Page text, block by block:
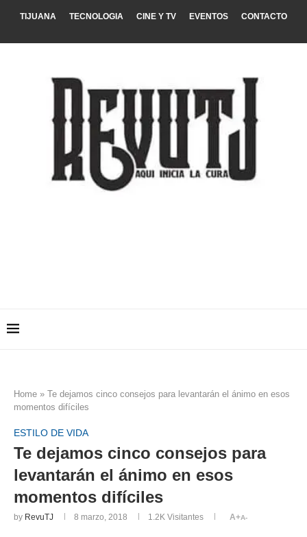
TIJUANA TECNOLOGIA CINE Y TV EVENTOS CONTACTO
Home » Te dejamos cinco consejos para levantarán el ánimo en esos
momentos difíciles
ESTILO DE VIDA
Te dejamos cinco consejos para
levantarán el ánimo en esos
momentos difíciles
by RevuTJ 8 marzo, 2018 1.2K Visitantes A+A-